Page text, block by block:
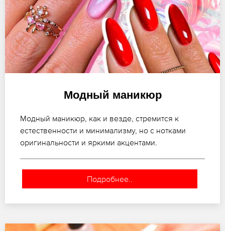
Модный маникюр
Модный маникюр, как и везде, стремится к
естественности и минимализму, но с нотками
оригинальности и яркими акцентами.
Подробнее..